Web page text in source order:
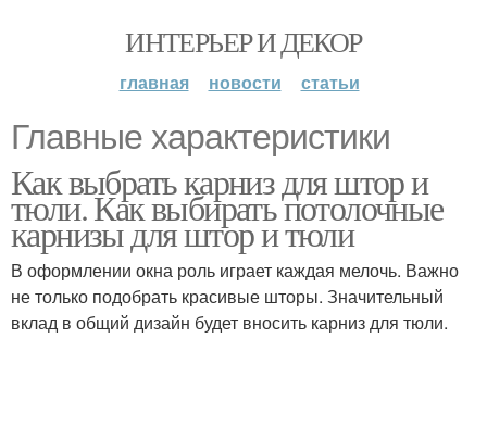
ИНТЕРЬЕР И ДЕКОР
главная новости статьи
Главные характеристики
Как выбрать карниз для штор и
тюли. Как выбирать потолочные
карнизы для штор и тюли
В оформлении окна роль играет каждая мелочь. Важно
не только подобрать красивые шторы. Значительный
вклад в общий дизайн будет вносить карниз для тюли.